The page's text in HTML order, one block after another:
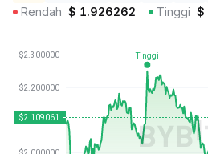
Rendah $ 1.926262 Tinggi $